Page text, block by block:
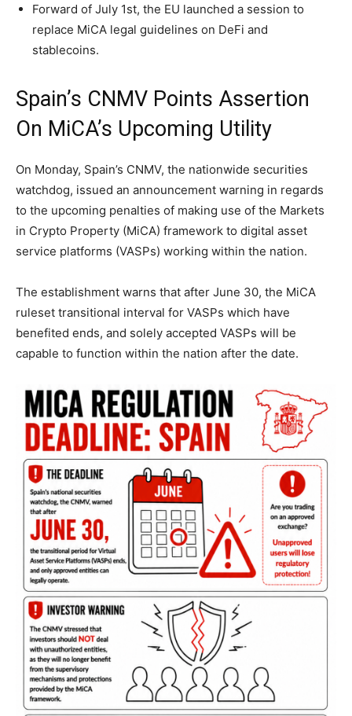
Forward of July 1st, the EU launched a session to
replace MiCA legal guidelines on DeFi and
stablecoins.
Spain’s CNMV Points Assertion
On MiCA’s Upcoming Utility
On Monday, Spain’s CNMV, the nationwide securities
watchdog, issued an announcement warning in regards
to the upcoming penalties of making use of the Markets
in Crypto Property (MiCA) framework to digital asset
service platforms (VASPs) working within the nation.
The establishment warns that after June 30, the MiCA
ruleset transitional interval for VASPs which have
benefited ends, and solely accepted VASPs will be
capable to function within the nation after the date.